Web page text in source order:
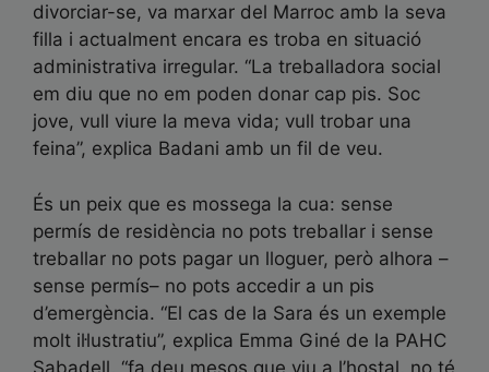
divorciar-se, va marxar del Marroc amb la seva
filla i actualment encara es troba en situació
administrativa irregular. “La treballadora social
em diu que no em poden donar cap pis. Soc
jove, vull viure la meva vida; vull trobar una
feina”, explica Badani amb un fil de veu.
És un peix que es mossega la cua: sense
permís de residència no pots treballar i sense
treballar no pots pagar un lloguer, però alhora –
sense permís– no pots accedir a un pis
d’emergència. “El cas de la Sara és un exemple
molt il·lustratiu”, explica Emma Giné de la PAHC
Sabadell, “fa deu mesos que viu a l’hostal, no té